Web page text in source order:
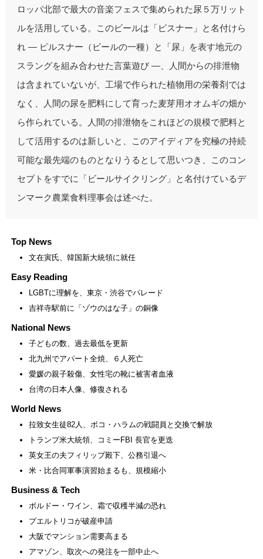
ロッパ北部で最大の音楽フェスで集められた尿５万リット
ルを活用している。このビールは「ピスナー」と名付けら
れ ― ピルスナー（ビールの一種）と「尿」を表す地元の
スラングを組み合わせた言葉遊び ―、人間からの排泄物
は含まれていないが、工場で作られた植物用の栄養剤では
なく、人間の尿を肥料にして育った麦芽用オオムギの畑か
ら作られている。人間の排泄物をこれほどの規模で肥料と
して活用するのは新しいと、このアイディアを究極の持続
可能な最先端のものとなりうるとして思いつき、このコン
セプトをすでに「ビールサイクリング」と名付けているデ
ンマーク農業食料理事会は述べた。
Top News
文在寅氏、韓国新大統領に就任
Easy Reading
LGBTに理解を、東京・渋谷でパレード
吉祥寺駅前に「ゾウのはな子」の銅像
National News
子どもの数、過去最低を更新
北九州でアパート全焼、６人死亡
愛媛の親子殺傷、女性宅の靴に被害者血液
台湾の日本人像、修復される
World News
拉致女生徒82人、ボコ・ハラムの戦闘員と交換で解放
トランプ米大統領、コミーFBI 長官を更迭
英女王の夫フィリップ殿下、公務引退へ
米・比合同軍事演習始まるも、規模縮小
Business & Tech
ボルドー・ワイン、霜で収穫半減の恐れ
プエルトリコが破産申請
大阪でマンション需要高まる
アマゾン、取次への発注を一部中止へ